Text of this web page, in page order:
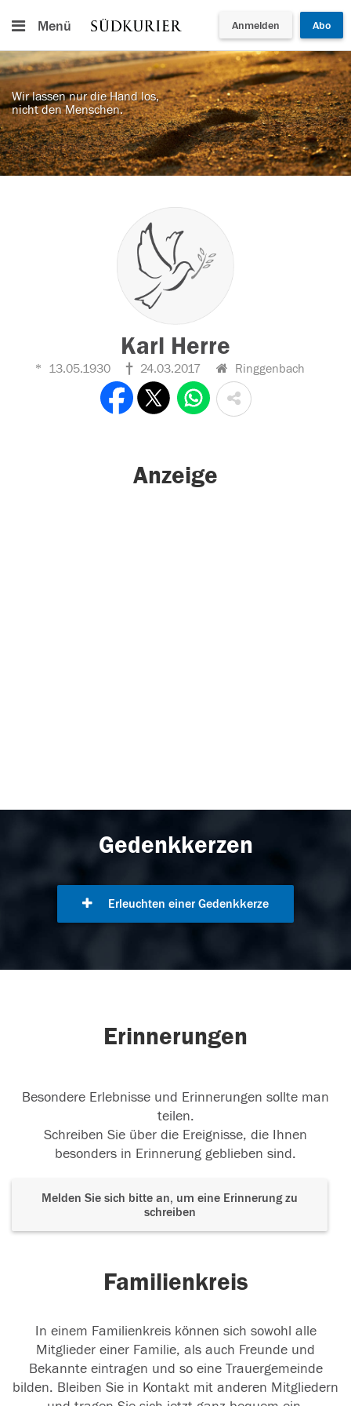
Menü Anmelden Abo
Wir lassen nur die Hand los,
nicht den Menschen.
Karl Herre
13.05.1930 24.03.2017 Ringgenbach
Anzeige
Gedenkkerzen
Erleuchten einer Gedenkkerze
Erinnerungen
Besondere Erlebnisse und Erinnerungen sollte man
teilen.
Schreiben Sie über die Ereignisse, die Ihnen
besonders in Erinnerung geblieben sind.
Melden Sie sich bitte an, um eine Erinnerung zu
schreiben
Familienkreis
In einem Familienkreis können sich sowohl alle
Mitglieder einer Familie, als auch Freunde und
Bekannte eintragen und so eine Trauergemeinde
bilden. Bleiben Sie in Kontakt mit anderen Mitgliedern